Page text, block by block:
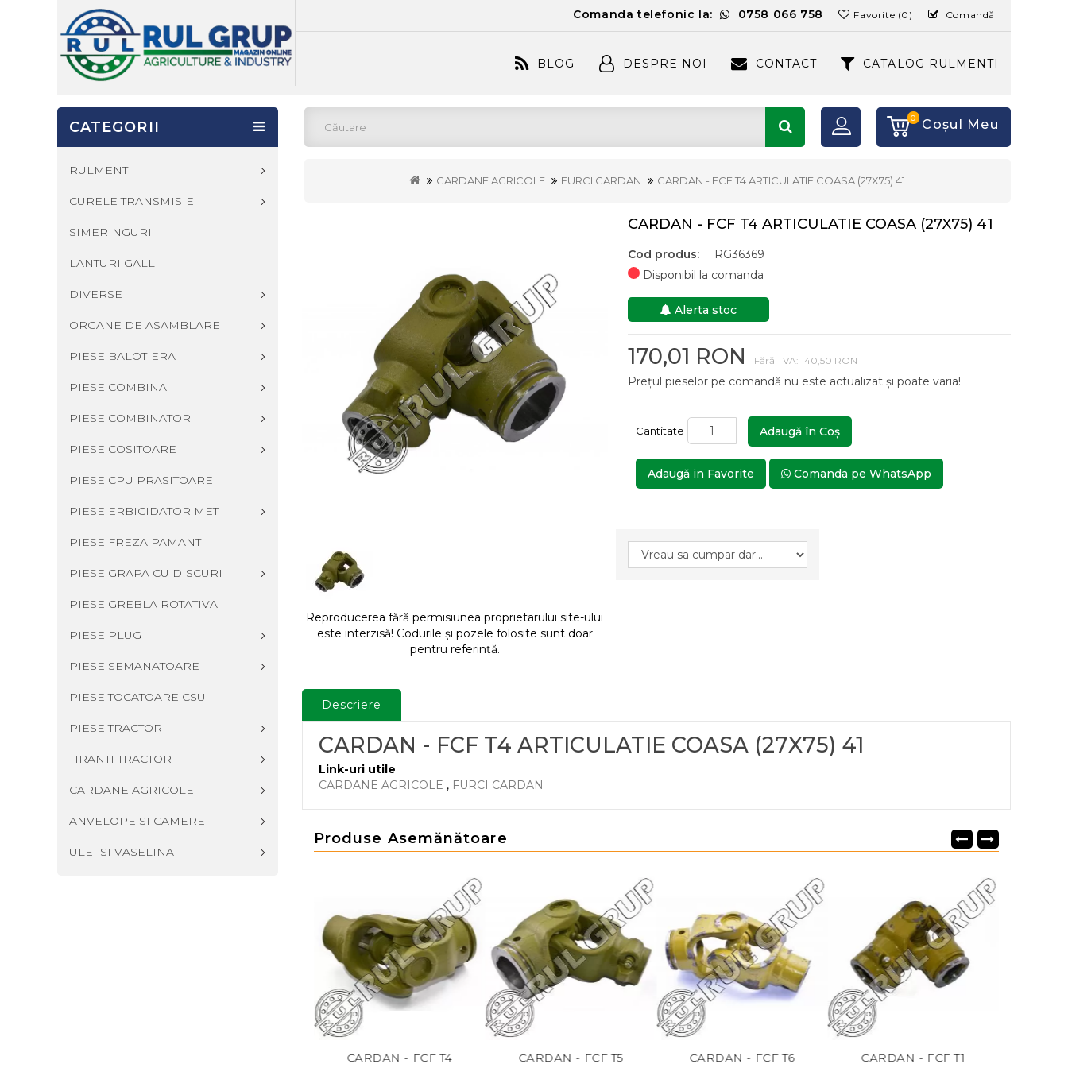
Comanda telefonic la: 0758 066 758 Favorite (0) Comandă
BLOG DESPRE NOI CONTACT CATALOG RULMENTI
0 Coşul Meu
CARDANE AGRICOLE FURCI CARDAN CARDAN - FCF T4 ARTICULATIE COASA (27X75) 41
CATEGORII
RULMENTI
CURELE TRANSMISIE
SIMERINGURI
LANTURI GALL
DIVERSE
ORGANE DE ASAMBLARE
PIESE BALOTIERA
PIESE COMBINA
PIESE COMBINATOR
PIESE COSITOARE
PIESE CPU PRASITOARE
PIESE ERBICIDATOR MET
PIESE FREZA PAMANT
PIESE GRAPA CU DISCURI
PIESE GREBLA ROTATIVA
PIESE PLUG
PIESE SEMANATOARE
PIESE TOCATOARE CSU
PIESE TRACTOR
TIRANTI TRACTOR
CARDANE AGRICOLE
ANVELOPE SI CAMERE
ULEI SI VASELINA
Reproducerea fără permisiunea proprietarului site-ului
este interzisă! Codurile și pozele folosite sunt doar
pentru referință.
CARDAN - FCF T4 ARTICULATIE COASA (27X75) 41
Cod produs:
RG36369
Disponibil la comanda
Alerta stoc
170,01 RON Fără TVA: 140,50 RON
Prețul pieselor pe comandă nu este actualizat și poate varia!
Cantitate Adaugă în Coş
Adaugă in Favorite Comanda pe WhatsApp
Descriere
CARDAN - FCF T4 ARTICULATIE COASA (27X75) 41
Link-uri utile
CARDANE AGRICOLE , FURCI CARDAN
Produse Asemănătoare
CARDAN - FCF T4
CARDAN - FCF T5
CARDAN - FCF T6
CARDAN - FCF T1